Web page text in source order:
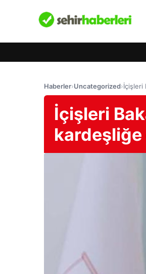
Haberler›Uncategorized›İçişleri
İçişleri